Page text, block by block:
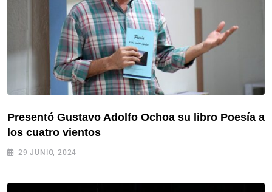
Presentó Gustavo Adolfo Ochoa su libro Poesía a
los cuatro vientos
29 JUNIO, 2024